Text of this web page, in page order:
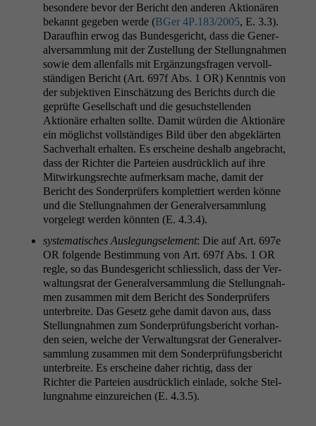
beson­dere bevor der Bericht den anderen Aktionären
bekan­nt gegeben werde (BGer 4P.183/2005, E. 3.3).
Daraufhin erwog das Bun­des­gericht, dass die Gen­er­
alver­samm­lung mit der Zustel­lung der Stel­lung­nah­men
sowie dem allen­falls mit Ergänzungs­fra­gen ver­voll­
ständi­gen Bericht (Art. 697f Abs. 1 OR) Ken­nt­nis von
der sub­jek­tiv­en Ein­schätzung des Berichts durch die
geprüfte Gesellschaft und die gesuch­stel­len­den
Aktionäre erhal­ten sollte. Damit wür­den die Aktionäre
ein möglichst voll­ständi­ges Bild über den abgek­lärten
Sachver­halt erhal­ten. Es erscheine deshalb ange­bracht,
dass der Richter die Parteien aus­drück­lich auf ihre
Mitwirkungsrechte aufmerk­sam mache, damit der
Bericht des Son­der­prüfers kom­plet­tiert wer­den könne
und die Stel­lung­nah­men der Gen­er­alver­samm­lung
vorgelegt wer­den kön­nten (E. 4.3.4).
sys­tem­a­tis­ches Ausle­gungse­le­ment: Die auf Art. 697e
OR fol­gende Bes­tim­mung von Art. 697f Abs. 1 OR
regle, so das Bun­des­gericht schliesslich, dass der Ver­
wal­tungsrat der Gen­er­alver­samm­lung die Stel­lung­nah­
men zusam­men mit dem Bericht des Son­der­prüfers
unter­bre­ite. Das Gesetz gehe damit davon aus, dass
Stel­lung­nah­men zum Son­der­prü­fungs­bericht vorhan­
den seien, welche der Ver­wal­tungsrat der Gen­er­alver­
samm­lung zusam­men mit dem Son­der­prü­fungs­bericht
unter­bre­ite. Es erscheine daher richtig, dass der
Richter die Parteien aus­drück­lich ein­lade, solche Stel­
lung­nahme einzure­ichen (E. 4.3.5).